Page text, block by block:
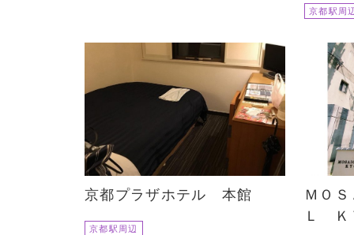
京都駅周
京都プラザホテル 本館
京都駅周辺
ＭＯ
Ｌ Ｋ